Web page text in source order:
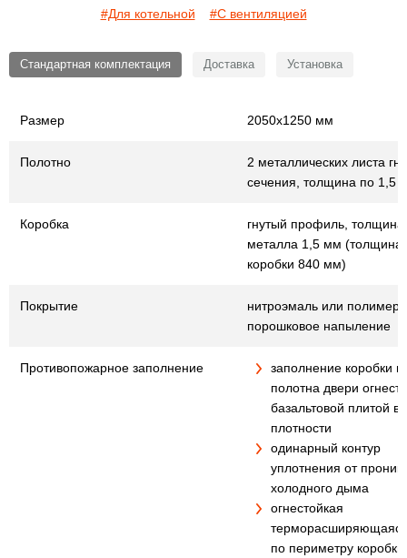
#Для котельной #С вентиляцией
Стандартная комплектация Доставка Установка
Размер 2050х1250 мм
Полотно
2 металлических листа
сечения, толщина по 1,5
Коробка
гнутый профиль, толщина
металла 1,5 мм (толщина
коробки 840 мм)
Покрытие
нитроэмаль или
порошковое напыление
Противопожарное заполнение
заполнение коробки и
полотна двери
базальтовой плитой
плотности
одинарный контур
уплотнения от
холодного дыма
огнестойкая
по периметру коробки